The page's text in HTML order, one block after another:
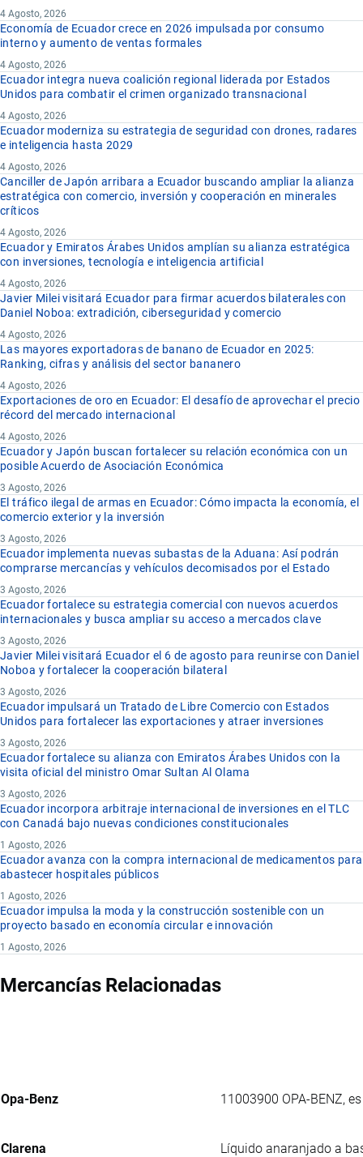
4 Agosto, 2026
Economía de Ecuador crece en 2026 impulsada por consumo
interno y aumento de ventas formales
4 Agosto, 2026
Ecuador integra nueva coalición regional liderada por Estados
Unidos para combatir el crimen organizado transnacional
4 Agosto, 2026
Ecuador moderniza su estrategia de seguridad con drones, radares
e inteligencia hasta 2029
4 Agosto, 2026
Canciller de Japón arribara a Ecuador buscando ampliar la alianza
estratégica con comercio, inversión y cooperación en minerales
críticos
4 Agosto, 2026
Ecuador y Emiratos Árabes Unidos amplían su alianza estratégica
con inversiones, tecnología e inteligencia artificial
4 Agosto, 2026
Javier Milei visitará Ecuador para firmar acuerdos bilaterales con
Daniel Noboa: extradición, ciberseguridad y comercio
4 Agosto, 2026
Las mayores exportadoras de banano de Ecuador en 2025:
Ranking, cifras y análisis del sector bananero
4 Agosto, 2026
Exportaciones de oro en Ecuador: El desafío de aprovechar el precio
récord del mercado internacional
4 Agosto, 2026
Ecuador y Japón buscan fortalecer su relación económica con un
posible Acuerdo de Asociación Económica
3 Agosto, 2026
El tráfico ilegal de armas en Ecuador: Cómo impacta la economía, el
comercio exterior y la inversión
3 Agosto, 2026
Ecuador implementa nuevas subastas de la Aduana: Así podrán
comprarse mercancías y vehículos decomisados por el Estado
3 Agosto, 2026
Ecuador fortalece su estrategia comercial con nuevos acuerdos
internacionales y busca ampliar su acceso a mercados clave
3 Agosto, 2026
Javier Milei visitará Ecuador el 6 de agosto para reunirse con Daniel
Noboa y fortalecer la cooperación bilateral
3 Agosto, 2026
Ecuador impulsará un Tratado de Libre Comercio con Estados
Unidos para fortalecer las exportaciones y atraer inversiones
3 Agosto, 2026
Ecuador fortalece su alianza con Emiratos Árabes Unidos con la
visita oficial del ministro Omar Sultan Al Olama
3 Agosto, 2026
Ecuador incorpora arbitraje internacional de inversiones en el TLC
con Canadá bajo nuevas condiciones constitucionales
1 Agosto, 2026
Ecuador avanza con la compra internacional de medicamentos para
abastecer hospitales públicos
1 Agosto, 2026
Ecuador impulsa la moda y la construcción sostenible con un
proyecto basado en economía circular e innovación
1 Agosto, 2026
Mercancías Relacionadas
Opa-Benz 11003900 OPA-BENZ,
Clarena Líquido anaranjado a